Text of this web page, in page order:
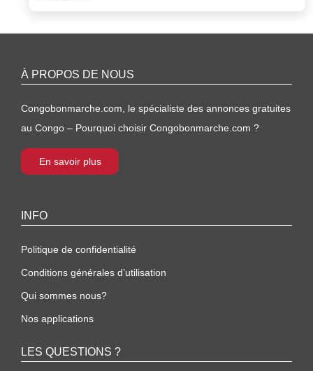
À PROPOS DE NOUS
Congobonmarche.com, le spécialiste des annonces gratuites
au Congo – Pourquoi choisir Congobonmarche.com ?
En savoir plus
INFO
Politique de confidentialité
Conditions générales d’utilisation
Qui sommes nous?
Nos applications
LES QUESTIONS ?